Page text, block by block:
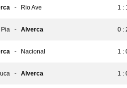
- Rio Ave 1 :
- Alverca 0 :
- Nacional 1 :
- Alverca 1 :